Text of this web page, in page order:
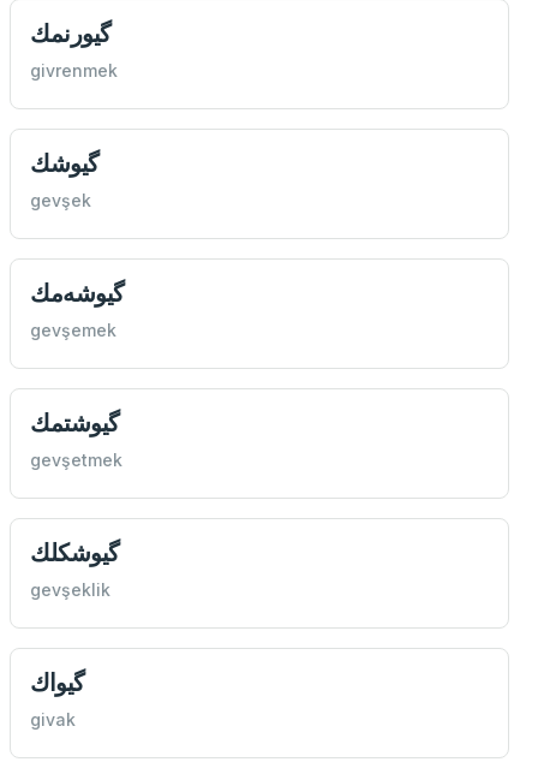
گیورنمك
givrenmek
گیوشك
gevşek
گیوشه‌مك
gevşemek
گیوشتمك
gevşetmek
گیوشكلك
gevşeklik
گیواك
givak